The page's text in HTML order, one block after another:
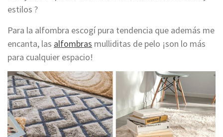
estilos ?
Para la alfombra escogí pura tendencia que además me
encanta, las alfombras mulliditas de pelo ¡son lo más
para cualquier espacio!